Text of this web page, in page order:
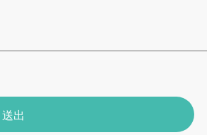
送出